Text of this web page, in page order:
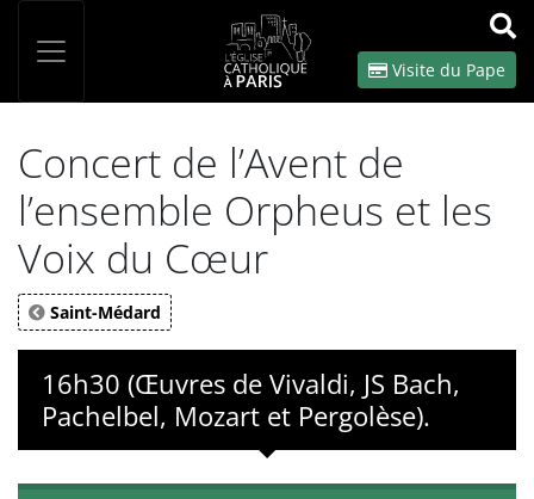
OK
Visite du Pape
Concert de l’Avent de
l’ensemble Orpheus et les
Voix du Cœur
Saint-Médard
16h30 (Œuvres de Vivaldi, JS Bach,
Pachelbel, Mozart et Pergolèse).
Panneau de gestion des cookies